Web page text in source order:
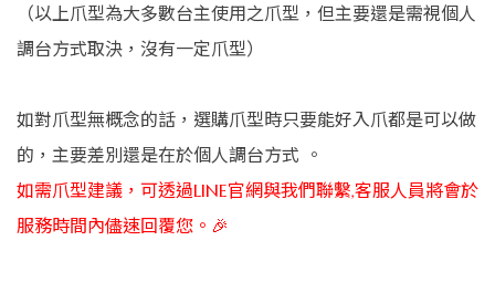
（以上爪型為大多數台主使用之爪型，但主要還是需視個人
調台方式取決，沒有一定爪型）
如對爪型無概念的話，選購爪型時只要能好入爪都是可以做
的，主要差別還是在於個人調台方式 。
如需爪型建議，可透過LINE官網與我們聯繫,客服人員將會於
服務時間內儘速回覆您。🎉